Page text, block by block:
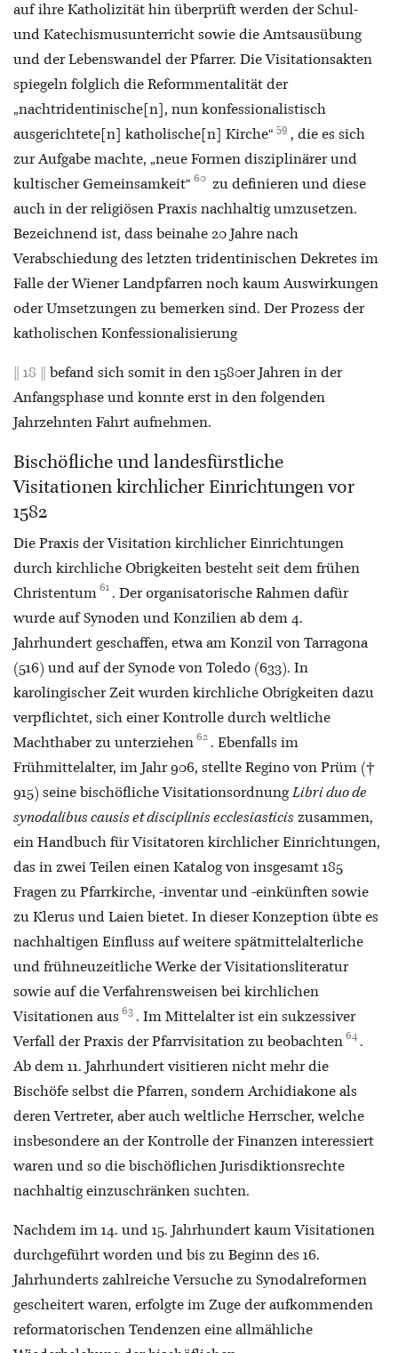
auf ihre Katholizität hin überprüft werden der Schul-
und Katechismusunterricht sowie die Amtsausübung
und der Lebenswandel der Pfarrer. Die Visitationsakten
spiegeln folglich die Reformmentalität der
„nachtridentinische[n], nun konfessionalistisch
ausgerichtete[n] katholische[n] Kirche“ 59 , die es sich
zur Aufgabe machte, „neue Formen disziplinärer und
kultischer Gemeinsamkeit“ 60 zu definieren und diese
auch in der religiösen Praxis nachhaltig umzusetzen.
Bezeichnend ist, dass beinahe 20 Jahre nach
Verabschiedung des letzten tridentinischen Dekretes im
Falle der Wiener Landpfarren noch kaum Auswirkungen
oder Umsetzungen zu bemerken sind. Der Prozess der
katholischen Konfessionalisierung
18
befand sich somit in den 1580er Jahren in der
Anfangsphase und konnte erst in den folgenden
Jahrzehnten Fahrt aufnehmen.
Bischöfliche und landesfürstliche
Visitationen kirchlicher Einrichtungen vor
1582
Die Praxis der Visitation kirchlicher Einrichtungen
durch kirchliche Obrigkeiten besteht seit dem frühen
Christentum 61 . Der organisatorische Rahmen dafür
wurde auf Synoden und Konzilien ab dem 4.
Jahrhundert geschaffen, etwa am Konzil von Tarragona
(516) und auf der Synode von Toledo (633). In
karolingischer Zeit wurden kirchliche Obrigkeiten dazu
verpflichtet, sich einer Kontrolle durch weltliche
Machthaber zu unterziehen 62 . Ebenfalls im
Frühmittelalter, im Jahr 906, stellte Regino von Prüm (†
915) seine bischöfliche VisitationsordnungLibri duo de
synodalibus causis et disciplinis ecclesiasticis zusammen,
ein Handbuch für Visitatoren kirchlicher Einrichtungen,
das in zwei Teilen einen Katalog von insgesamt 185
Fragen zu Pfarrkirche, -inventar und -einkünften sowie
zu Klerus und Laien bietet. In dieser Konzeption übte es
nachhaltigen Einfluss auf weitere spätmittelalterliche
und frühneuzeitliche Werke der Visitationsliteratur
sowie auf die Verfahrensweisen bei kirchlichen
Visitationen aus 63 . Im Mittelalter ist ein sukzessiver
Verfall der Praxis der Pfarrvisitation zu beobachten 64 .
Ab dem 11. Jahrhundert visitieren nicht mehr die
Bischöfe selbst die Pfarren, sondern Archidiakone als
deren Vertreter, aber auch weltliche Herrscher, welche
insbesondere an der Kontrolle der Finanzen interessiert
waren und so die bischöflichen Jurisdiktionsrechte
nachhaltig einzuschränken suchten.
Nachdem im 14. und 15. Jahrhundert kaum Visitationen
durchgeführt worden und bis zu Beginn des 16.
Jahrhunderts zahlreiche Versuche zu Synodalreformen
gescheitert waren, erfolgte im Zuge der aufkommenden
reformatorischen Tendenzen eine allmähliche